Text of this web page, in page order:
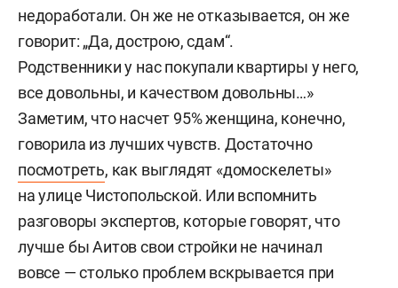
недоработали. Он же не отказывается, он же
говорит: „Да, дострою, сдам“.
Родственники у нас покупали квартиры у него,
все довольны, и качеством довольны…»
Заметим, что насчет 95% женщина, конечно,
говорила из лучших чувств. Достаточно
посмотреть, как выглядят «домоскелеты»
на улице Чистопольской. Или вспомнить
разговоры экспертов, которые говорят, что
лучше бы Аитов свои стройки не начинал
вовсе — столько проблем вскрывается при